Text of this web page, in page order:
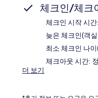
체크인/체크
체크인 시작 시
늦은 체크인(객
최소 체크인 나이
체크아웃 시간:
더 보기